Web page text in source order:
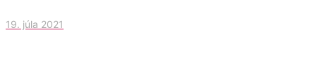
19. júla 2021